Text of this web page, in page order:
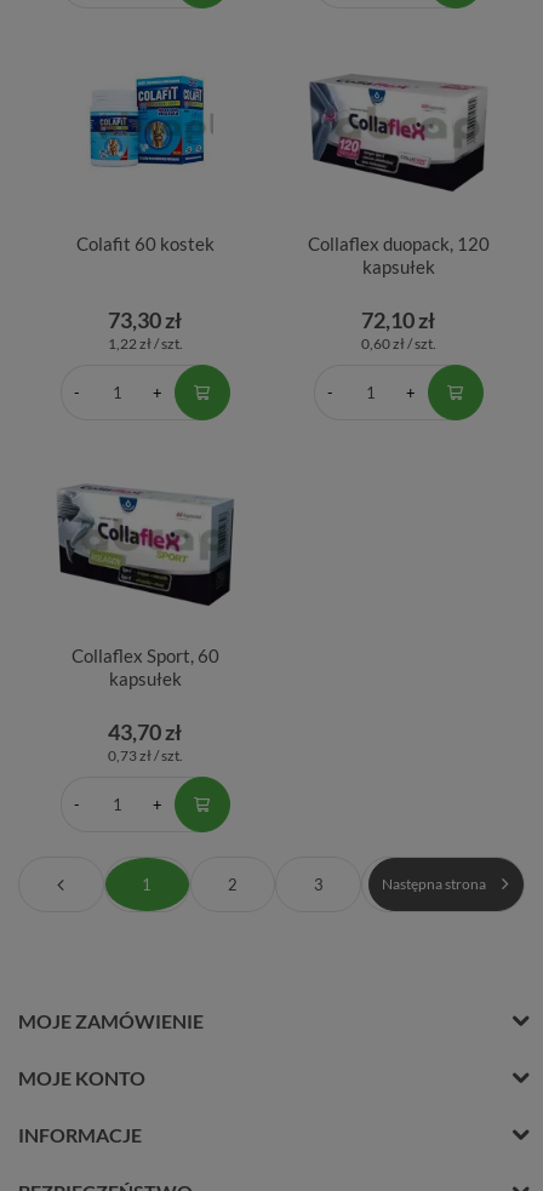
Colafit 60 kostek
73,30 zł
1,22 zł / szt.
Collaflex duopack, 120
kapsułek
72,10 zł
0,60 zł / szt.
Collaflex Sport, 60
kapsułek
43,70 zł
0,73 zł / szt.
1 2 3 Następna strona
MOJE ZAMÓWIENIE
MOJE KONTO
INFORMACJE